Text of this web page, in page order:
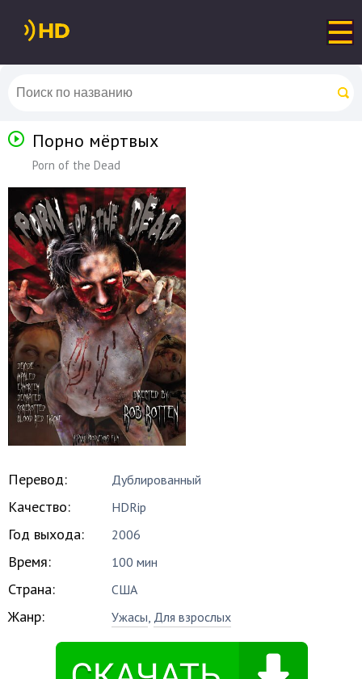
Порно мёртвых
Porn of the Dead
Перевод: Дублированный
Качество: HDRip
Год выхода: 2006
Время: 100 мин
Страна: США
Жанр: Ужасы, Для взрослых